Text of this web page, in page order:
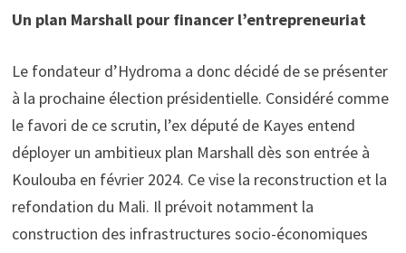
Un plan Marshall pour financer l’entrepreneuriat
Le fondateur d’Hydroma a donc décidé de se présenter
à la prochaine élection présidentielle. Considéré comme
le favori de ce scrutin, l’ex député de Kayes entend
déployer un ambitieux plan Marshall dès son entrée à
Koulouba en février 2024. Ce vise la reconstruction et la
refondation du Mali. Il prévoit notamment la
construction des infrastructures socio-économiques